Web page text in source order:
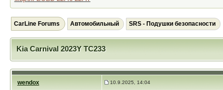
CarLine Forums Автомобильный SRS - Подушки безопасности
Kia Carnival 2023Y TC233
wendox 10.9.2025, 14:04